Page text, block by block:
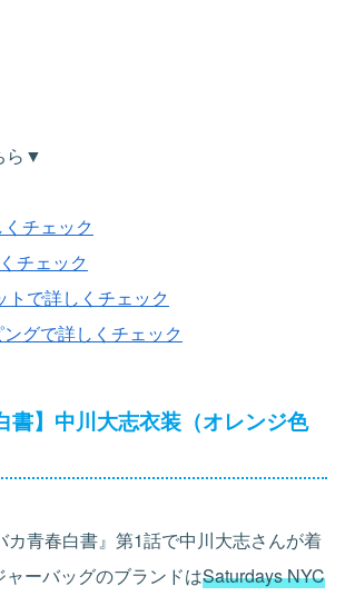
ら▼
チェック
チェック
で詳しくチェック
グで詳しくチェック
書】中川大志衣装（オレンジ色
カ青春白書』第1話で中川大志さんが着
ーバッグのブランドはSaturdays NYC